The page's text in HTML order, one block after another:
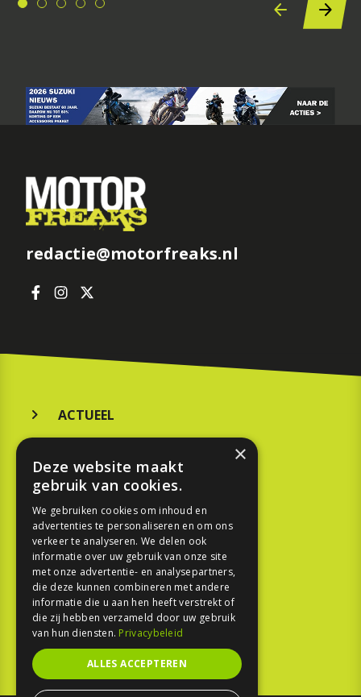
redactie@motorfreaks.nl
ACTUEEL
KOOPGIDS
TESTEN
SPORT
REPORTAGE
TOUREN
NIEUWSBRIEF
×
Deze website maakt
gebruik van cookies.
We gebruiken cookies om inhoud en
advertenties te personaliseren en om ons
verkeer te analyseren. We delen ook
informatie over uw gebruik van onze site
met onze advertentie- en analysepartners,
die deze kunnen combineren met andere
informatie die u aan hen heeft verstrekt of
die zij hebben verzameld door uw gebruik
van hun diensten. Privacybeleid
ALLES ACCEPTEREN